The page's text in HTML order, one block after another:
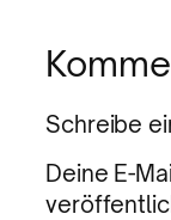
Schreibe
Deine E-